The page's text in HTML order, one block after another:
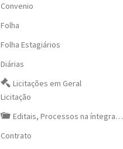
Convenio
Folha
Folha Estagiários
Diárias
Licitações em Geral
Licitação
Editais, Processos na íntegra…
Contrato